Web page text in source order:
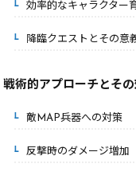
2-1.効率的なキャラクター
2-2.降臨クエストとその意
戦術的アプローチとその
3-1.敵MAP兵器への対策
3-2.反撃時のダメージ増加